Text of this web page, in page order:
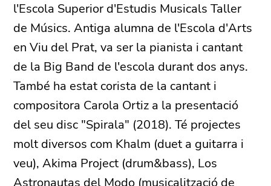
l'Escola Superior d'Estudis Musicals Taller
de Músics. Antiga alumna de l'Escola d'Arts
en Viu del Prat, va ser la pianista i cantant
de la Big Band de l'escola durant dos anys.
També ha estat corista de la cantant i
compositora Carola Ortiz a la presentació
del seu disc "Spirala" (2018). Té projectes
molt diversos com Khalm (duet a guitarra i
veu), Akima Project (drum&bass), Los
Astronautas del Modo (musicalització de